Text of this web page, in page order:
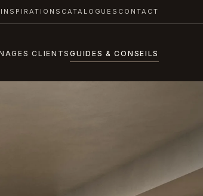
CATALOGUES CONTACT
CLIENTSGUIDES & CONSEILS